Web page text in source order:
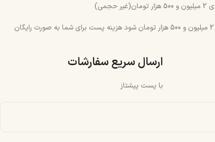
چنانچه جمع سبد خرید شما بالای 2 میلیون و 500 هزار تومان شود هزینه پست برای شما به صورت رایگان
ارسال سریع سفارشات
با پست پیشتاز